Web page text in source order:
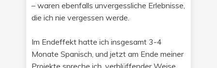
– waren ebenfalls unvergessliche Erlebnisse,
die ich nie vergessen werde.
Im Endeffekt hatte ich insgesamt 3-4
Monate Spanisch, und jetzt am Ende meiner
Projekte spreche ich, verblüffender Weise,